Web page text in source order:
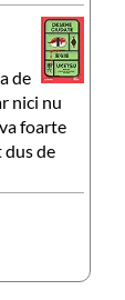
de
nici nu
foarte
dus de